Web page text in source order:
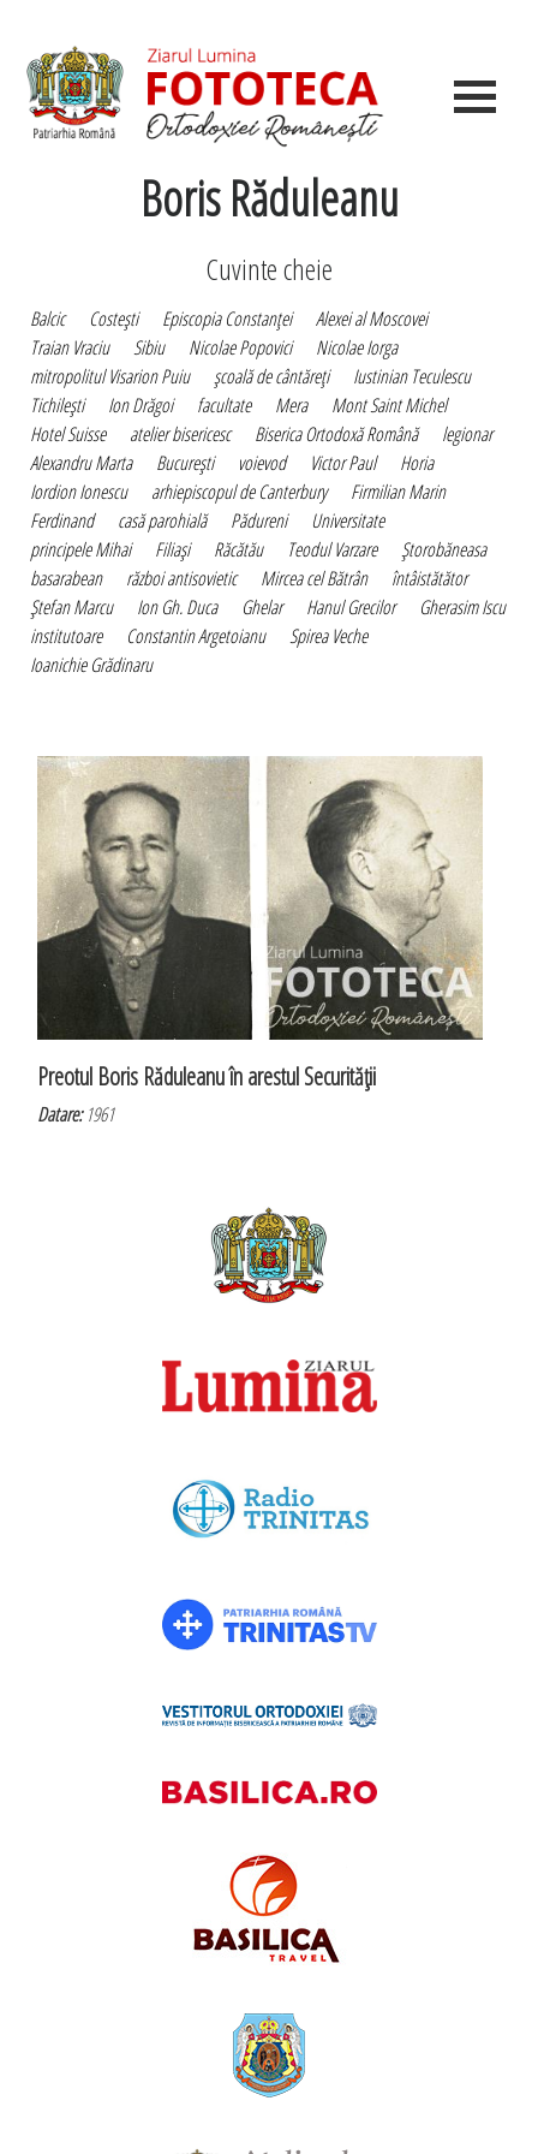
Boris Răduleanu
Cuvinte cheie
Balcic Costeşti Episcopia Constanţei
Alexei al Moscovei
Traian Vraciu
Sibiu Nicolae Popovici
Nicolae Iorga
mitropolitul Visarion Puiu
şcoală de cântăreţi
Iustinian Teculescu
Tichileşti
Ion Drăgoi facultate Mera
Mont Saint Michel
Hotel Suisse
atelier bisericesc Biserica Ortodoxă Română
legionar
Alexandru Marta
Bucureşti voievod Victor Paul
Horia
Iordion Ionescu
arhiepiscopul de Canterbury
Firmilian Marin
Ferdinand
casă parohială Pădureni
Universitate
principele Mihai
Filiaşi Răcătău Teodul Varzare
Ştorobăneasa
basarabean
război antisovietic Mircea cel Bătrân
întâistătător
Ştefan Marcu
Ion Gh. Duca Ghelar Hanul Grecilor
Gherasim Iscu
institutoare
Constantin Argetoianu
Spirea Veche
Ioanichie Grădinaru
Preotul Boris Răduleanu în arestul Securităţii
Datare:1961